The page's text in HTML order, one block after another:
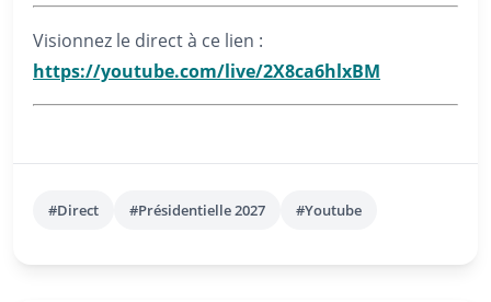
Visionnez le direct à ce lien :
https://youtube.com/live/2X8ca6hlxBM
#Direct #Présidentielle 2027 #Youtube